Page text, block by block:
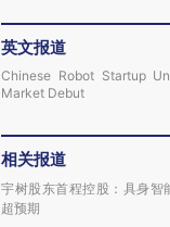
英文报道
Chinese Robot Startup
Market Debut
相关报道
宇树股东首程控股：具身智
超预期